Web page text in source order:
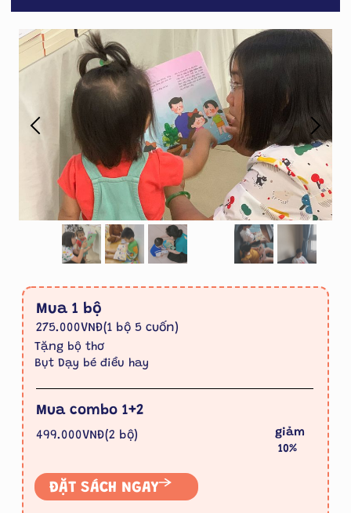
Tặng bộ thơ
Bụt Dạy bé điều hay
Mua 1 bộ
275.000VNĐ(1 bộ 5 cuốn)
499.000VNĐ(2 bộ)
Mua combo 1+2
giảm
10%
ĐẶT SÁCH NGAY